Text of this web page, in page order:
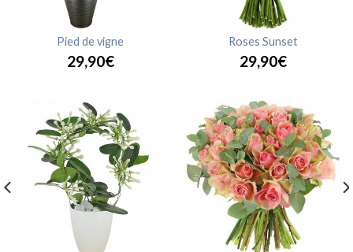
Pied de vigne
29,90€
Roses Sunset
29,90€